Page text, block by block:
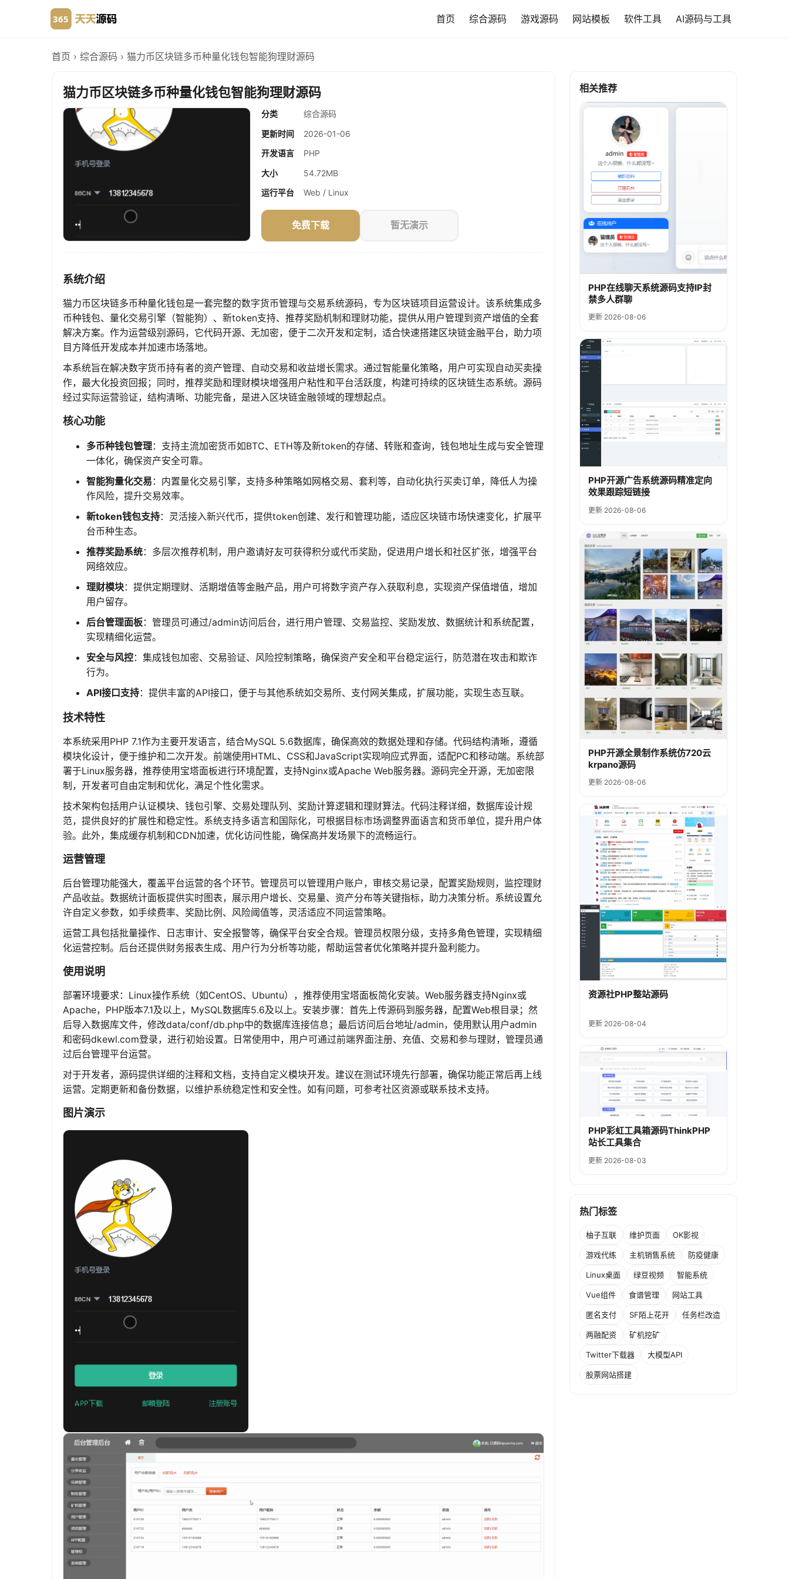
首页 综合源码 游戏源码 网站模板 软件工具 AI源码与工具
首页 › 综合源码 › 猫力币区块链多币种量化钱包智能狗理财源码
猫力币区块链多币种量化钱包智能狗理财源码
分类
综合源码
更新时间
2026-01-06
开发语言
PHP
大小
54.72MB
运行平台
Web / Linux
免费下载 暂无演示
系统介绍
猫力币区块链多币种量化钱包是一套完整的数字货币管理与交易系统源码，专为区块链项目运营设计。该系统集成多
币种钱包、量化交易引擎（智能狗）、新token支持、推荐奖励机制和理财功能，提供从用户管理到资产增值的全套
解决方案。作为运营级别源码，它代码开源、无加密，便于二次开发和定制，适合快速搭建区块链金融平台，助力项
目方降低开发成本并加速市场落地。
本系统旨在解决数字货币持有者的资产管理、自动交易和收益增长需求。通过智能量化策略，用户可实现自动买卖操
作，最大化投资回报；同时，推荐奖励和理财模块增强用户粘性和平台活跃度，构建可持续的区块链生态系统。源码
经过实际运营验证，结构清晰、功能完备，是进入区块链金融领域的理想起点。
核心功能
多币种钱包管理：支持主流加密货币如BTC、ETH等及新token的存储、转账和查询，钱包地址生成与安全管理
一体化，确保资产安全可靠。
智能狗量化交易 ：内置量化交易引擎，支持多种策略如网格交易、套利等，自动化执行买卖订单，降低人为操
作风险，提升交易效率。
新token钱包支持：灵活接入新兴代币，提供token创建、发行和管理功能，适应区块链市场快速变化，扩展平
台币种生态。
推荐奖励系统：多层次推荐机制，用户邀请好友可获得积分或代币奖励，促进用户增长和社区扩张，增强平台
网络效应。
理财模块：提供定期理财、活期增值等金融产品，用户可将数字资产存入获取利息，实现资产保值增值，增加
用户留存。
后台管理面板：管理员可通过/admin访问后台，进行用户管理、交易监控、奖励发放、数据统计和系统配置，
实现精细化运营。
安全与风控：集成钱包加密、交易验证、风险控制策略，确保资产安全和平台稳定运行，防范潜在攻击和欺诈
行为。
API接口支持：提供丰富的API接口，便于与其他系统如交易所、支付网关集成，扩展功能，实现生态互联。
技术特性
本系统采用PHP 7.1作为主要开发语言，结合MySQL 5.6数据库，确保高效的数据处理和存储。代码结构清晰，遵循
模块化设计，便于维护和二次开发。前端使用HTML、CSS和JavaScript实现响应式界面，适配PC和移动端。系统部
署于Linux服务器，推荐使用宝塔面板进行环境配置，支持Nginx或Apache Web服务器。源码完全开源，无加密限
制，开发者可自由定制和优化，满足个性化需求。
技术架构包括用户认证模块、钱包引擎、交易处理队列、奖励计算逻辑和理财算法。代码注释详细，数据库设计规
范，提供良好的扩展性和稳定性。系统支持多语言和国际化，可根据目标市场调整界面语言和货币单位，提升用户体
验。此外，集成缓存机制和CDN加速，优化访问性能，确保高并发场景下的流畅运行。
运营管理
后台管理功能强大，覆盖平台运营的各个环节。管理员可以管理用户账户，审核交易记录，配置奖励规则，监控理财
产品收益。数据统计面板提供实时图表，展示用户增长、交易量、资产分布等关键指标，助力决策分析。系统设置允
许自定义参数，如手续费率、奖励比例、风险阈值等，灵活适应不同运营策略。
运营工具包括批量操作、日志审计、安全报警等，确保平台安全合规。管理员权限分级，支持多角色管理，实现精细
化运营控制。后台还提供财务报表生成、用户行为分析等功能，帮助运营者优化策略并提升盈利能力。
使用说明
部署环境要求：Linux操作系统（如CentOS、Ubuntu），推荐使用宝塔面板简化安装。Web服务器支持Nginx或
Apache，PHP版本7.1及以上，MySQL数据库5.6及以上。安装步骤：首先上传源码到服务器，配置Web根目录；然
后导入数据库文件，修改data/conf/db.php中的数据库连接信息；最后访问后台地址/admin，使用默认用户admin
和密码dkewl.com登录，进行初始设置。日常使用中，用户可通过前端界面注册、充值、交易和参与理财，管理员通
过后台管理平台运营。
对于开发者，源码提供详细的注释和文档，支持自定义模块开发。建议在测试环境先行部署，确保功能正常后再上线
运营。定期更新和备份数据，以维护系统稳定性和安全性。如有问题，可参考社区资源或联系技术支持。
图片演示
相关推荐
PHP在线聊天系统源码支持IP封
禁多人群聊
更新 2026-08-06
PHP开源广告系统源码精准定向
效果跟踪短链接
更新 2026-08-06
PHP开源全景制作系统仿720云
krpano源码
更新 2026-08-06
资源社PHP整站源码
更新 2026-08-04
PHP彩虹工具箱源码ThinkPHP
站长工具集合
更新 2026-08-03
热门标签
柚子互联 维护页面 OK影视
游戏代练 主机销售系统 防疫健康
Linux桌面 绿豆视频 智能系统
Vue组件 食谱管理 网站工具
匿名支付 SF陌上花开 任务栏改造
两融配资 矿机挖矿
Twitter下载器 大模型API
股票网站搭建